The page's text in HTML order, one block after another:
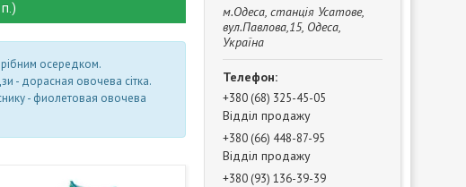
осередком.
- дорасная овочева сітка.
- фиолетовая овочева
м.Одеса, станція Усатове,
вул.Павлова,15, Одеса,
Україна
+380 (68) 325-45-05
Відділ продажу
+380 (66) 448-87-95
Відділ продажу
+380 (93) 136-39-39